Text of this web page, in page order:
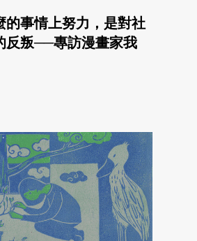
的事情上努力，是對社
反叛──專訪漫畫家我